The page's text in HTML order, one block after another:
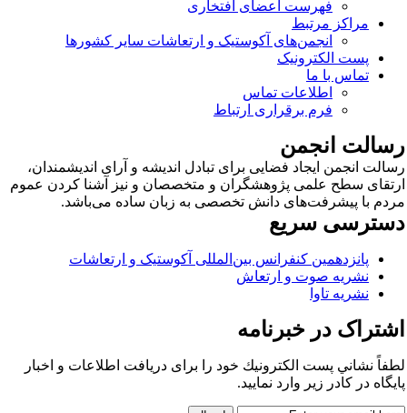
فهرست اعضای افتخاری
مراکز مرتبط
انجمن‌های آکوستیک و ارتعاشات سایر کشورها
پست الکترونیک
تماس با ما
اطلاعات تماس
فرم برقراری ارتباط
انجمن
انجمن ایجاد فضایی برای تبادل اندیشه و آرای اندیشمندان،
سطح علمی پژوهشگران و متخصصان و نیز آشنا کردن عموم
با پیشرفت‌های دانش تخصصی به زبان ساده می‌باشد.
سریع
پانزدهمین کنفرانس بین‌المللی آکوستیک و ارتعاشات
نشریه صوت و ارتعاش
نشریه تاوا
در خبرنامه
نشاني پست الكترونيك خود را برای دريافت اطلاعات و اخبار
در كادر زير وارد نمایید.